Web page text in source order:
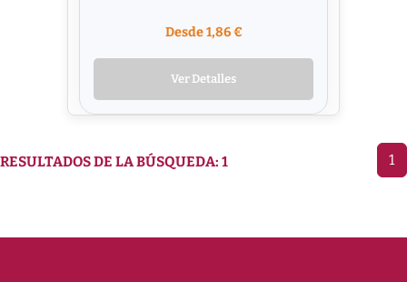
Desde 1,86 €
Ver Detalles
1
RESULTADOS DE LA BÚSQUEDA: 1